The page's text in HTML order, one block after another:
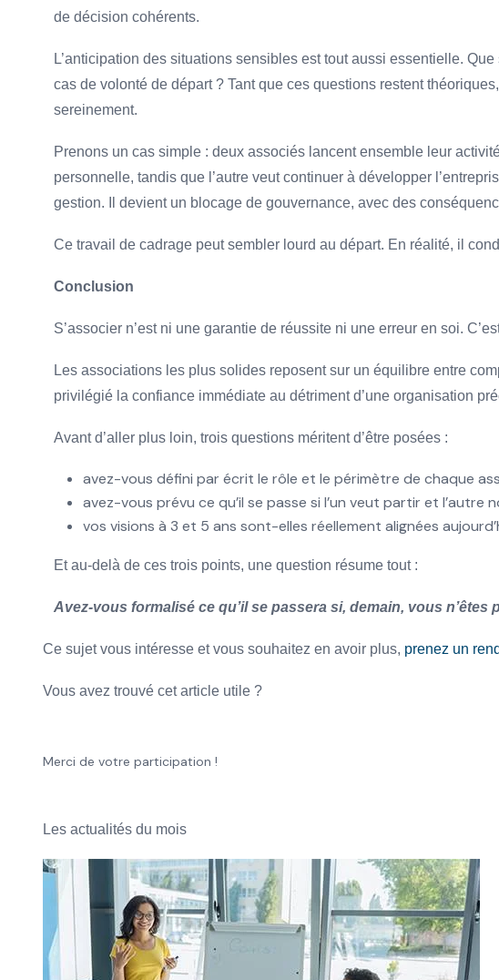
de décision cohérents.
L’anticipation des situations sensibles est tout aussi essentielle.
cas de volonté de départ ? Tant que ces questions restent
sereinement.
Prenons un cas simple : deux associés lancent ensemble leur
personnelle, tandis que l’autre veut continuer à développer
gestion. Il devient un blocage de gouvernance, avec des
Ce travail de cadrage peut sembler lourd au départ. En réalité, il
Conclusion
S’associer n’est ni une garantie de réussite ni une erreur en soi.
Les associations les plus solides reposent sur un équilibre entre
privilégié la confiance immédiate au détriment d’une organisation
Avant d’aller plus loin, trois questions méritent d’être posées :
avez-vous défini par écrit le rôle et le périmètre de chaque
avez-vous prévu ce qu’il se passe si l’un veut partir et l’autre
vos visions à 3 et 5 ans sont-elles réellement alignées
Et au-delà de ces trois points, une question résume tout :
Avez-vous formalisé ce qu’il se passera si, demain, vous n’êtes
Ce sujet vous intéresse et vous souhaitez en avoir plus, prenez un
Vous avez trouvé cet article utile ?
Merci de votre participation !
Les actualités du mois